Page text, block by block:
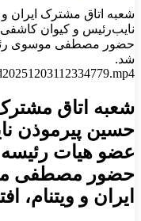
شعبه اتاق مشترک ایران
نایب‌رئیس و کیوان کاشفی
حضور مصطفی موسوی رئیس
شد.
شعبه اتاق
حسین پیرموذن
عضو هیات رئیسه
حضور مصطفی
ایران و ویتنام،